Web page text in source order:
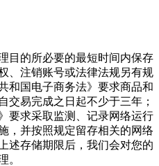
目的所必要的最短时间内保存
、注销账号或法律法规另有规
和国电子商务法》要求商品和
交易完成之日起不少于三年；
要求采取监测、记录网络运行
，并按照规定留存相关的网络
述存储期限后，我们会对您的
。